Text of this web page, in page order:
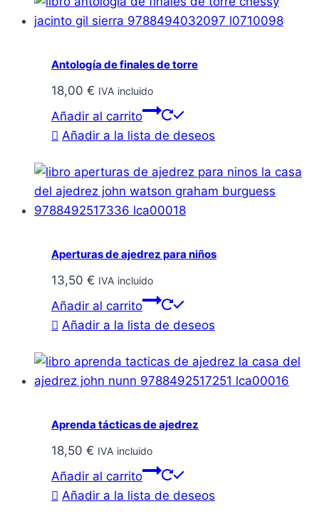
Antología de finales de torre
18,00 € IVA incluido
Añadir al carrito
Añadir a la lista de deseos
Aperturas de ajedrez para niños
13,50 € IVA incluido
Añadir al carrito
Añadir a la lista de deseos
Aprenda tácticas de ajedrez
18,50 € IVA incluido
Añadir al carrito
Añadir a la lista de deseos